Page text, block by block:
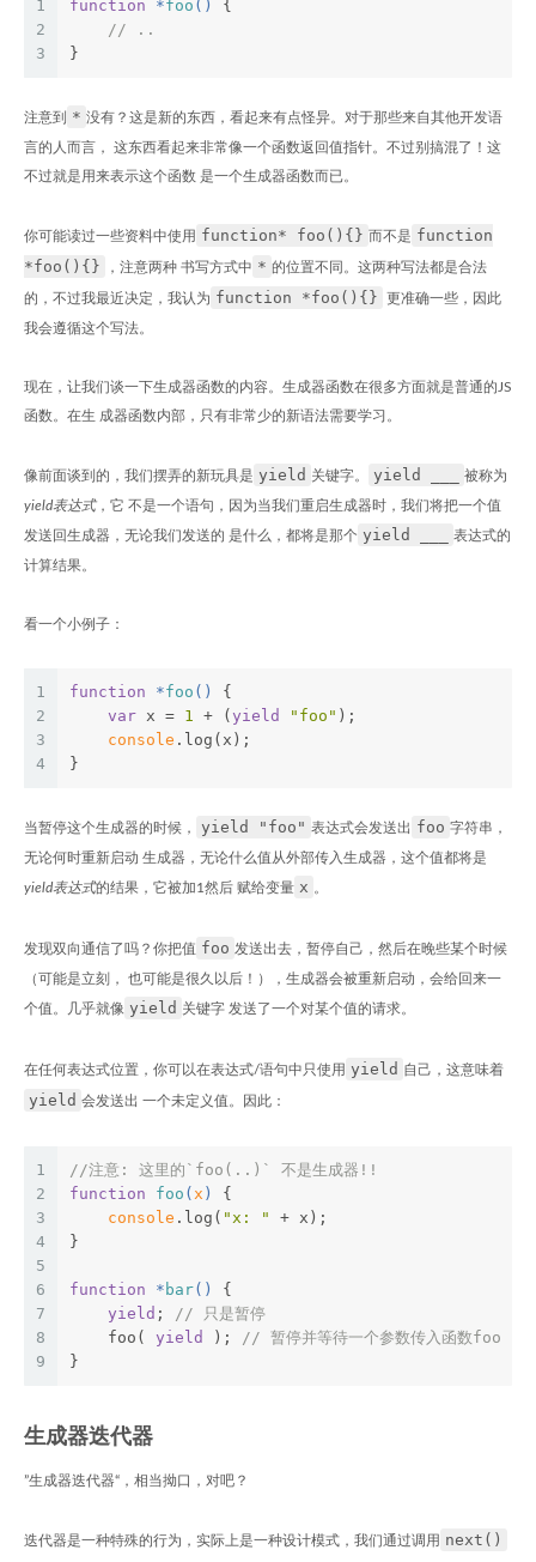
1
2
3
function *foo ( ) {
// ..
}
注意到 * 没有？这是新的东西，看起来有点怪异。对于那些来自其他开发语
言的人而言， 这东西看起来非常像一个函数返回值指针。不过别搞混了！这
不过就是用来表示这个函数 是一个生成器函数而已。
你可能读过一些资料中使用 function* foo(){} 而不是 function
*foo(){}
，注意两种 书写方式中 * 的位置不同。这两种写法都是合法
的，不过我最近决定，我认为 function *foo(){} 更准确一些，因此
我会遵循这个写法。
现在，让我们谈一下生成器函数的内容。生成器函数在很多方面就是普通的JS
函数。在生 成器函数内部，只有非常少的新语法需要学习。
像前面谈到的，我们摆弄的新玩具是 yield 关键字。 yield ___ 被称为
yield表达式，它 不是一个语句，因为当我们重启生成器时，我们将把一个值
发送回生成器，无论我们发送的 是什么，都将是那个 yield ___ 表达式的
计算结果。
看一个小例子：
1
2
3
4
function *foo ( ) {
var x = 1 + ( yield "foo" );
console .log(x);
}
当暂停这个生成器的时候， yield "foo" 表达式会发送出 foo 字符串，
无论何时重新启动 生成器，无论什么值从外部传入生成器，这个值都将是
yield表达式的结果，它被加1然后 赋给变量 x 。
发现双向通信了吗？你把值 foo 发送出去，暂停自己，然后在晚些某个时候
（可能是立刻， 也可能是很久以后！），生成器会被重新启动，会给回来一
个值。几乎就像 yield 关键字 发送了一个对某个值的请求。
在任何表达式位置，你可以在表达式/语句中只使用 yield 自己，这意味着
yield 会发送出 一个未定义值。因此：
1
2
3
4
5
6
7
8
9
//注意: 这里的`foo(..)` 不是生成器!!
function
foo ( x ) {
console .log( "x: "
+ x);
}
function * bar( ) {
yield ; // 只是暂停
    foo(
yield ); // 暂停并等待一个参数传入函数foo
}
生成器迭代器
”生成器迭代器“，相当拗口，对吧？
迭代器是一种特殊的行为，实际上是一种设计模式，我们通过调用 next()